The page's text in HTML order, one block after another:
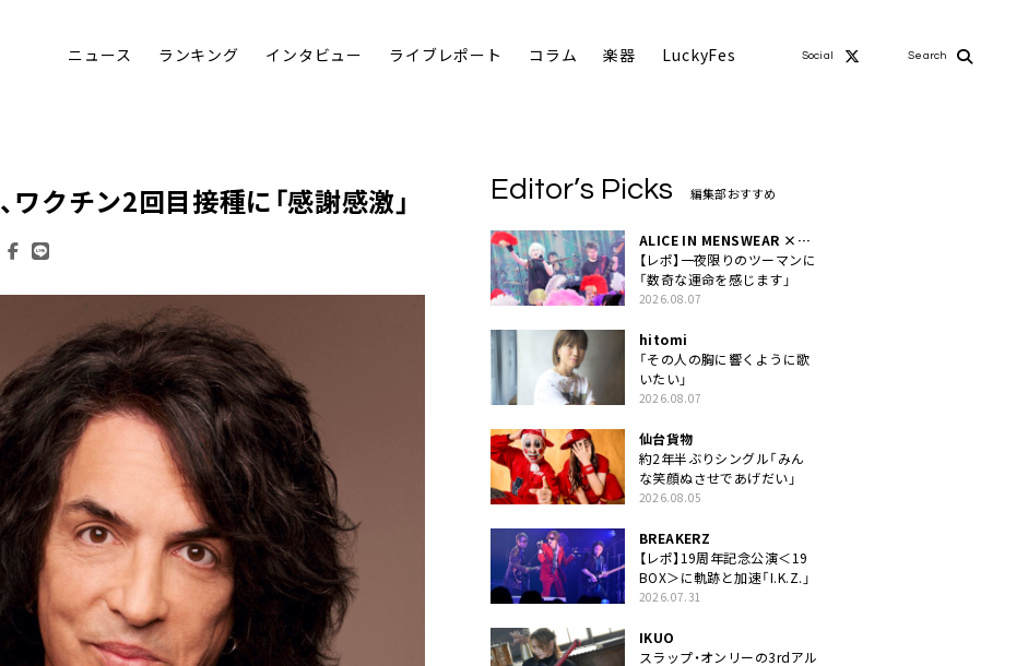
ニュース ランキング インタビュー ライブレポート コラム 楽器 LuckyFes Social Search
、ワクチン2回目接種に「感謝感激」 Editor’s Picks 編集部おすすめ
ALICE IN MENSWEAR ×
MASCHERA
【レポ】一夜限りのツーマンに
「数奇な運命を感じます」
2026.08.07
hitomi
「その人の胸に響くように歌
いたい」
2026.08.07
仙台貨物
約2年半ぶりシングル「みん
な笑顔ぬさせであげだい」
2026.08.05
BREAKERZ
【レポ】19周年記念公演＜19
BOX＞に軌跡と加速「I.K.Z.」
2026.07.31
IKUO
スラップ・オンリーの3rdアル